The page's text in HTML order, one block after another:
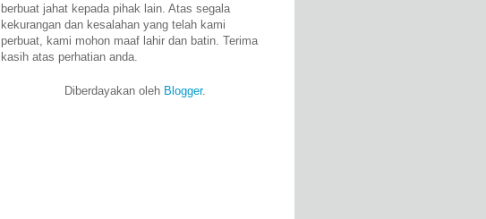
berbuat jahat kepada pihak lain. Atas segala
kekurangan dan kesalahan yang telah kami
perbuat, kami mohon maaf lahir dan batin. Terima
kasih atas perhatian anda.
Diberdayakan oleh Blogger.